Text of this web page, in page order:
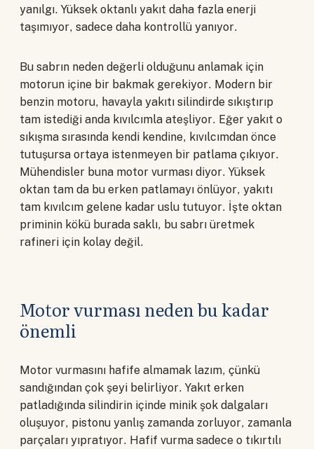
yanılgı. Yüksek oktanlı yakıt daha fazla enerji
taşımıyor, sadece daha kontrollü yanıyor.
Bu sabrın neden değerli olduğunu anlamak için
motorun içine bir bakmak gerekiyor. Modern bir
benzin motoru, havayla yakıtı silindirde sıkıştırıp
tam istediği anda kıvılcımla ateşliyor. Eğer yakıt o
sıkışma sırasında kendi kendine, kıvılcımdan önce
tutuşursa ortaya istenmeyen bir patlama çıkıyor.
Mühendisler buna motor vurması diyor. Yüksek
oktan tam da bu erken patlamayı önlüyor, yakıtı
tam kıvılcım gelene kadar uslu tutuyor. İşte oktan
priminin kökü burada saklı, bu sabrı üretmek
rafineri için kolay değil.
Motor vurması neden bu kadar
önemli
Motor vurmasını hafife almamak lazım, çünkü
sandığından çok şeyi belirliyor. Yakıt erken
patladığında silindirin içinde minik şok dalgaları
oluşuyor, pistonu yanlış zamanda zorluyor, zamanla
parçaları yıpratıyor. Hafif vurma sadece o tıkırtılı